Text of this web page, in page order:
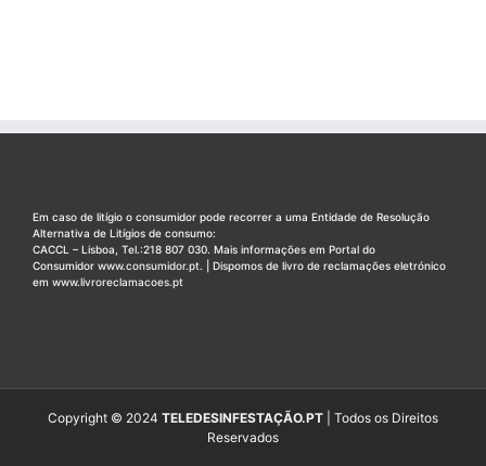
Em caso de litígio o consumidor pode recorrer a uma Entidade de Resolução
Alternativa de Litígios de consumo:
CACCL – Lisboa, Tel.:218 807 030. Mais informações em Portal do
Consumidor www.consumidor.pt. | Dispomos de livro de reclamações eletrónico
em www.livroreclamacoes.pt
Copyright © 2024 TELEDESINFESTAÇÃO.PT | Todos os Direitos
Reservados